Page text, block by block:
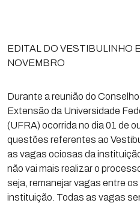
EDITAL DO VESTIBULINHO
NOVEMBRO
Durante a reunião do
Extensão da Universidade
(UFRA) ocorrida no dia 01 de
questões referentes ao
as vagas ociosas da
não vai mais realizar o
seja, remanejar vagas entre
instituição. Todas as vagas